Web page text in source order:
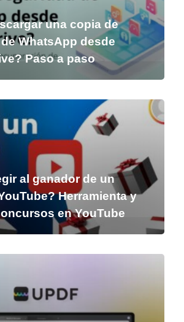
una copia de
WhatsApp desde
Paso a paso
al ganador de un
Herramienta y
en YouTube